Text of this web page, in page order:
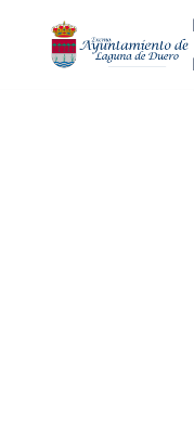
contenido